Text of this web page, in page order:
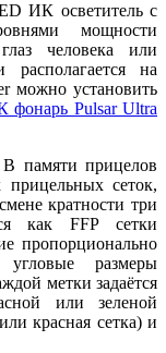
ИК осветитель с
мощности
человека или
располагается на
можно установить
фонарь Pulsar Ultra
памяти прицелов
сеток,
кратности три
как FFP сетки
пропорционально
размеры
метки задаётся
или зеленой
красная сетка) и